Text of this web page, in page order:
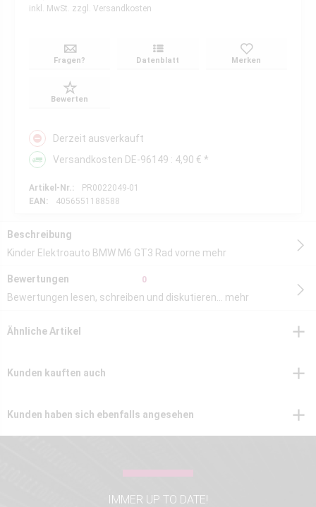
inkl. MwSt. zzgl. Versandkosten
Fragen? Datenblatt Merken
Bewerten
Derzeit ausverkauft
Versandkosten DE-96149 : 4,90 € *
Artikel-Nr.:
PR0022049-01
EAN:
4056551188588
Beschreibung
Kinder Elektroauto BMW M6 GT3 Rad vorne mehr
Bewertungen 0
Bewertungen lesen, schreiben und diskutieren... mehr
Ähnliche Artikel
Kunden kauften auch
Kunden haben sich ebenfalls angesehen
IMMER UP TO DATE!